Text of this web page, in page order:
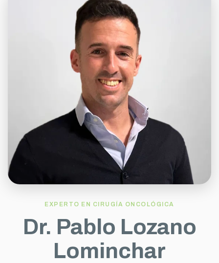
EXPERTO EN CIRUGÍA ONCOLÓGICA
Dr. Pablo Lozano
Lominchar